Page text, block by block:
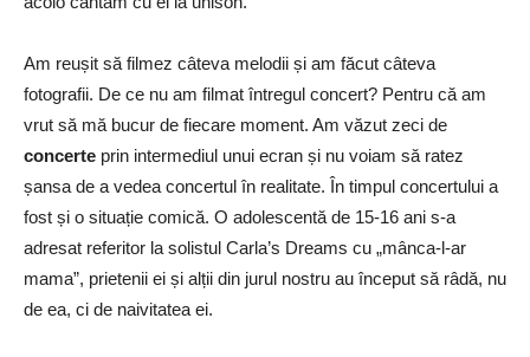
Am reușit să filmez câteva melodii și am făcut câteva
fotografii. De ce nu am filmat întregul concert? Pentru că am
vrut să mă bucur de fiecare moment. Am văzut zeci de
concerte prin intermediul unui ecran și nu voiam să ratez
șansa de a vedea concertul în realitate. În timpul concertului a
fost și o situație comică. O adolescentă de 15-16 ani s-a
adresat referitor la solistul Carla’s Dreams cu „mânca-l-ar
mama”, prietenii ei și alții din jurul nostru au început să râdă, nu
de ea, ci de naivitatea ei.